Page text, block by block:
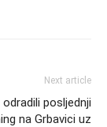
Next article
odradili posljednji
na Grbavici uz